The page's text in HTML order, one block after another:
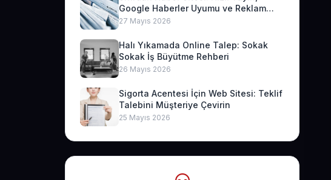
Google Haberler Uyumu ve Reklam
Geliri
27 Mayıs 2026
Halı Yıkamada Online Talep: Sokak
Sokak İş Büyütme Rehberi
26 Mayıs 2026
Sigorta Acentesi İçin Web Sitesi: Teklif
Talebini Müşteriye Çevirin
25 Mayıs 2026